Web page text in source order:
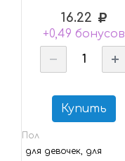
16.22
+0,49 бонусов
Купить
Пол
для девочек, для